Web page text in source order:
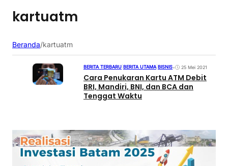
kartuatm
Beranda/kartuatm
BERITA TERBARU BERITA UTAMA BISNIS• 25 Mei 2021
Cara Penukaran Kartu ATM Debit
BRI, Mandiri, BNI, dan BCA dan
Tenggat Waktu